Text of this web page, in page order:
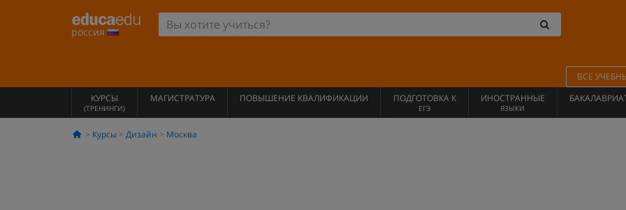
россия
ВСЕ
КУРСЫ
(ТРЕНИНГИ)
МАГИСТРАТУРА ПОВЫШЕНИЕ КВАЛИФИКАЦИИ ПОДГОТОВКА К
ЕГЭ
ИНОСТРАННЫЕ
ЯЗЫКИ
Курсы Дизайн Москва